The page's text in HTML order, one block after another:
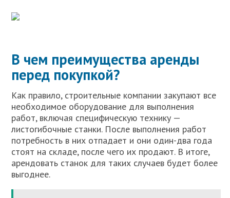
В чем преимущества аренды
перед покупкой?
Как правило, строительные компании закупают все
необходимое оборудование для выполнения
работ, включая специфическую технику —
листогибочные станки. После выполнения работ
потребность в них отпадает и они один-два года
стоят на складе, после чего их продают. В итоге,
арендовать станок для таких случаев будет более
выгоднее.